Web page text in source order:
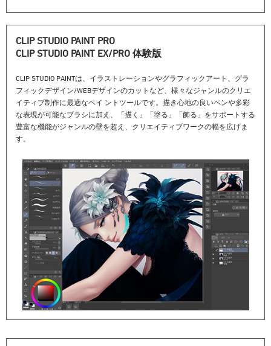
CLIP STUDIO PAINT PRO
CLIP STUDIO PAINT EX/PRO 体験版
CLIP STUDIO PAINTは、イラストレーションやグラフィックアート、グラ
フィックデザイン/WEBデザインのカットなど、様々なジャンルのクリエ
イティブ制作に最適なペイ ントツールです。描き心地の良いペンや多彩
な表現が可能なブラシに加え、「描く」「塗る」「飾る」をサポートする
豊富な機能がジャンルの壁を超え、クリエイティブワークの幅を広げま
す。